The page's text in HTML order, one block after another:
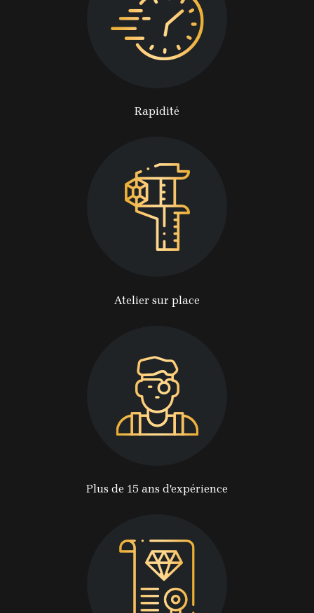
Rapidité
Atelier sur place
Plus de 15 ans d'expérience